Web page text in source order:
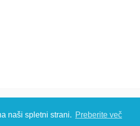
naši spletni strani. Preberite več
(0)7 35 65 232, E:
info@kambic.com-Zasebnost in